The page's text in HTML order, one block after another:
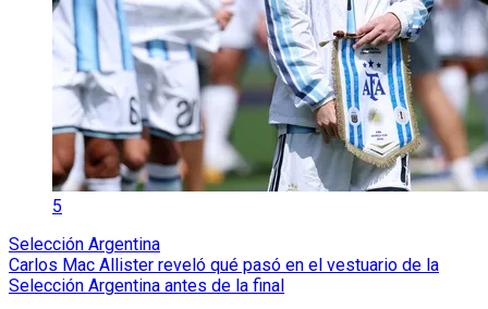
5
Selección Argentina
Carlos Mac Allister reveló qué pasó en el vestuario de la
Selección Argentina antes de la final